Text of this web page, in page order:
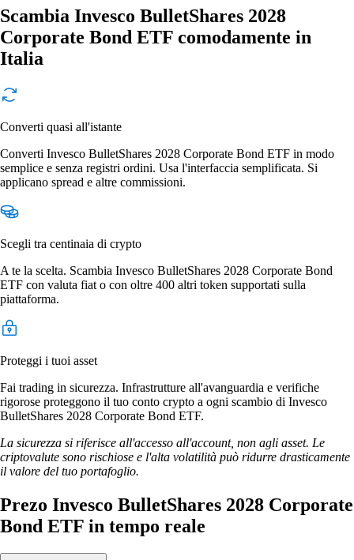
Scambia Invesco BulletShares 2028
Corporate Bond ETF comodamente in
Italia
Converti quasi all'istante
Converti Invesco BulletShares 2028 Corporate Bond ETF in modo
semplice e senza registri ordini. Usa l'interfaccia semplificata. Si
applicano spread e altre commissioni.
Scegli tra centinaia di crypto
A te la scelta. Scambia Invesco BulletShares 2028 Corporate Bond
ETF con valuta fiat o con oltre 400 altri token supportati sulla
piattaforma.
Proteggi i tuoi asset
Fai trading in sicurezza. Infrastrutture all'avanguardia e verifiche
rigorose proteggono il tuo conto crypto a ogni scambio di Invesco
BulletShares 2028 Corporate Bond ETF.
La sicurezza si riferisce all'accesso all'account, non agli asset. Le
criptovalute sono rischiose e l'alta volatilità può ridurre drasticamente
il valore del tuo portafoglio.
Prezo Invesco BulletShares 2028 Corporate
Bond ETF in tempo reale